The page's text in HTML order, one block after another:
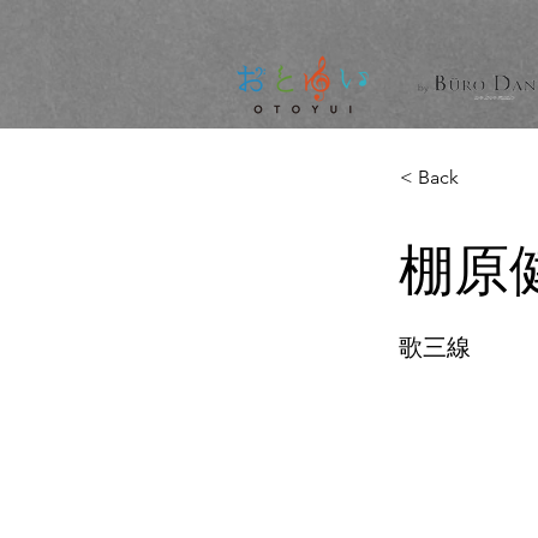
< Back
棚原
歌三線